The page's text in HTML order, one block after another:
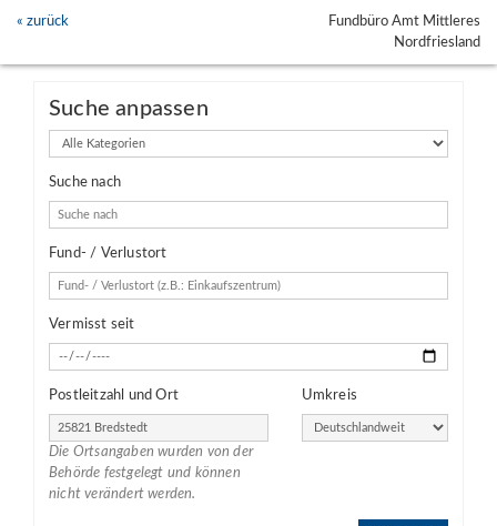
« zurück
Fundbüro Amt Mittleres
Nordfriesland
Suche anpassen
Kategorien
Suche nach
Fund- / Verlustort
Vermisst seit
Postleitzahl und Ort
Die Ortsangaben wurden von der
Behörde festgelegt und können
nicht verändert werden.
Umkreis